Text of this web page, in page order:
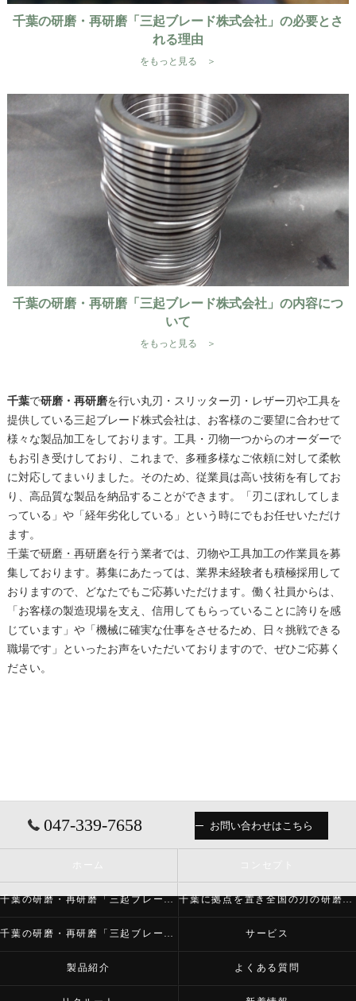
千葉の研磨・再研磨「三起ブレード株式会社」の必要とさ
れる理由
をもっと見る ＞
千葉の研磨・再研磨「三起ブレード株式会社」の内容につ
いて
をもっと見る ＞
千葉で研磨・再研磨を行い丸刃・スリッター刃・レザー刃や工具を
提供している三起ブレード株式会社は、お客様のご要望に合わせて
様々な製品加工をしております。工具・刃物一つからのオーダーで
もお引き受けしており、これまで、多種多様なご依頼に対して柔軟
に対応してまいりました。そのため、従業員は高い技術を有してお
り、高品質な製品を納品することができます。「刃こぼれしてしま
っている」や「経年劣化している」という時にでもお任せいただけ
ます。
千葉で研磨・再研磨を行う業者では、刃物や工具加工の作業員を募
集しております。募集にあたっては、業界未経験者も積極採用して
おりますので、どなたでもご応募いただけます。働く社員からは、
「お客様の製造現場を支え、信用してもらっていることに誇りを感
じています」や「機械に確実な仕事をさせるため、日々挑戦できる
職場です」といったお声をいただいておりますので、ぜひご応募く
ださい。
047-339-7658 お問い合わせはこちら
千葉の研磨・再研磨「三起ブレード株式会社」について 千葉に拠点を置き全国の刃の研磨・再研磨をする「三起ブレード株式会社」が必要とされる理由
千葉の研磨・再研磨「三起ブレード株式会社」の内容について サービス
製品紹介 よくある質問